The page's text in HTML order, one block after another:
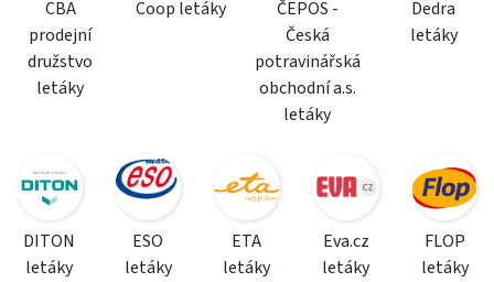
CBA
prodejní
družstvo
letáky
Coop letáky
ČEPOS -
Česká
potravinářská
obchodní a.s.
letáky
Dedra
letáky
DITON
letáky
ESO
letáky
ETA
letáky
Eva.cz
letáky
FLOP
letáky